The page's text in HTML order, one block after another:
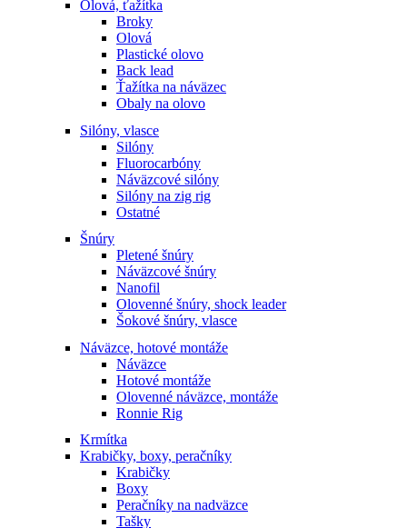
Olová, ťažítka
Broky
Olová
Plastické olovo
Back lead
Ťažítka na náväzec
Obaly na olovo
Silóny, vlasce
Silóny
Fluorocarbóny
Náväzcové silóny
Silóny na zig rig
Ostatné
Šnúry
Pletené šnúry
Náväzcové šnúry
Nanofil
Olovenné šnúry, shock leader
Šokové šnúry, vlasce
Náväzce, hotové montáže
Náväzce
Hotové montáže
Olovenné náväzce, montáže
Ronnie Rig
Krmítka
Krabičky, boxy, peračníky
Krabičky
Boxy
Peračníky na nadväzce
Tašky